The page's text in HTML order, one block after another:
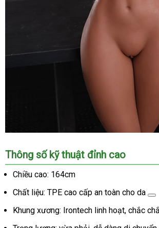
Búp
bê
Irontech
Hybrid
TPE
Thông số kỹ thuật đỉnh cao
Chiều cao: 164cm
Chất liệu: TPE cao cấp an toàn cho da
Khung xương: Irontech linh hoạt, chắc